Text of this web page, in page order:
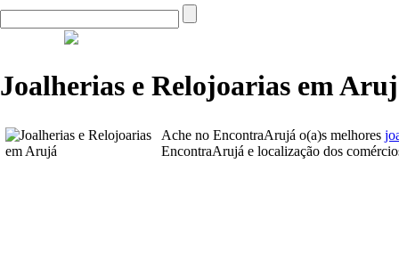
Joalherias e Relojoarias em
Ache no EncontraArujá o(a)s melhores
EncontraArujá e localização dos